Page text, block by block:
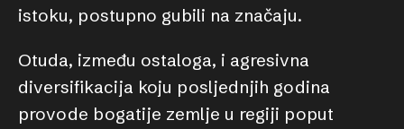
istoku, postupno gubili na značaju.
Otuda, između ostaloga, i agresivna
diversifikacija koju posljednjih godina
provode bogatije zemlje u regiji poput